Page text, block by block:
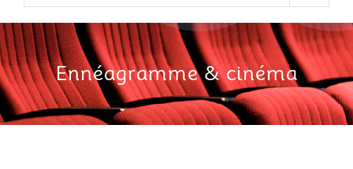
Ennéagramme& cinéma